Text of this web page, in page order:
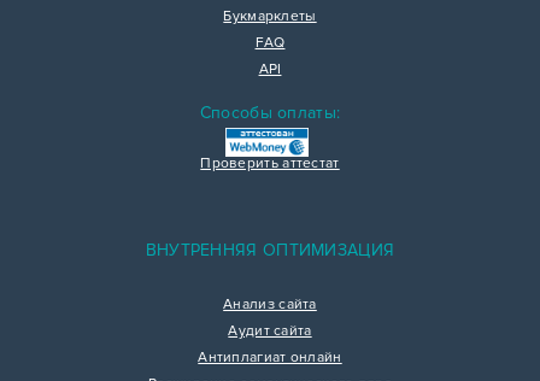
Букмарклеты
FAQ
API
Способы оплаты:
Проверить аттестат
ВНУТРЕННЯЯ ОПТИМИЗАЦИЯ
Анализ сайта
Аудит сайта
Антиплагиат онлайн